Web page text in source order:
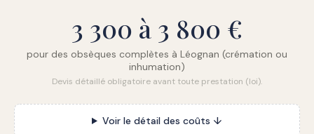
3 300 à 3 800 €
pour des obsèques complètes à Léognan (crémation ou
inhumation)
Devis détaillé obligatoire avant toute prestation (loi).
Voir le détail des coûts ↓